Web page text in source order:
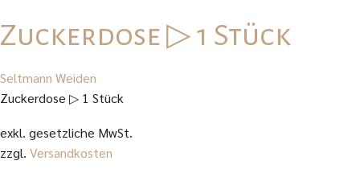
Zuckerdose ▷ 1 Stück
Seltmann Weiden
Zuckerdose ▷ 1 Stück
exkl. gesetzliche MwSt.
zzgl. Versandkosten